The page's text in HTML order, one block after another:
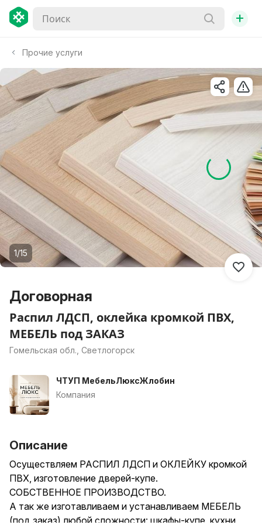
+
Прочие услуги
1/15
Договорная
Распил ЛДСП, оклейка кромкой ПВХ,
МЕБЕЛЬ под ЗАКАЗ
Гомельская обл., Светлогорск
ЧТУП МебельЛюксЖлобин
Компания
Описание
Осуществляем РАСПИЛ ЛДСП и ОКЛЕЙКУ кромкой
ПВХ, изготовление дверей-купе.
СОБСТВЕННОЕ ПРОИЗВОДСТВО.
А так же изготавливаем и устанавливаем МЕБЕЛЬ
(под заказ) любой сложности: шкафы-купе, кухни,